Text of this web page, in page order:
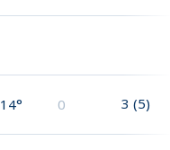
14° 0 3 (5)